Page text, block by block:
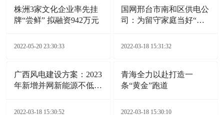
株洲3家文化企业率先挂
牌“尝鲜” 拟融资942万元
2022-05-20 23:30:33
国网邢台市南和区供电公
司：为留守家庭当好“电
2022-03-18 15:31:32
广西风电建设方案：2023
年新增并网新能源不低于
2022-03-18 15:30:52
青海全力以赴打造一
条“黄金”跑道
2022-03-18 15:30:10